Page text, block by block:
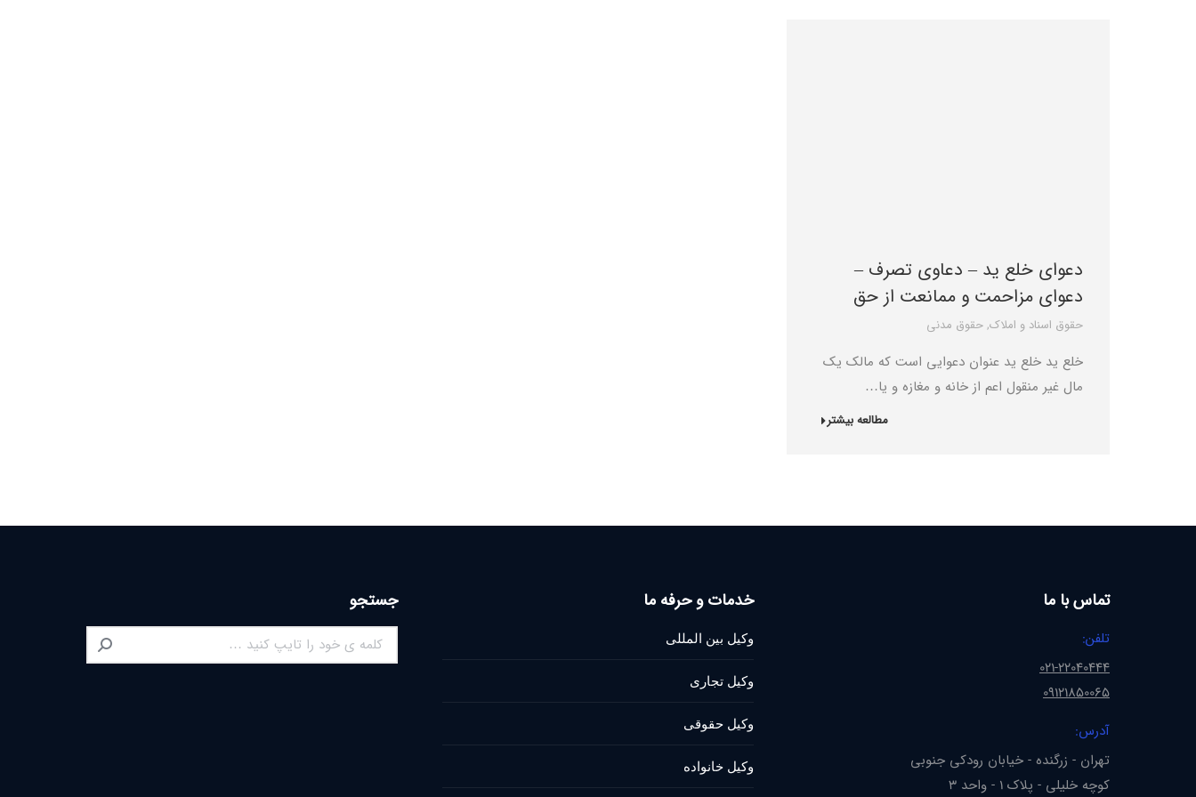
دعوای خلع ید – دعاوی تصرف –
دعوای مزاحمت و ممانعت از حق
حقوق اسناد و املاک,حقوق مدنی
خلع ید خلع ید عنوان دعوایی است که مالک یک
مال غیر منقول اعم از خانه و مغازه و یا…
مطالعه بیشتر
تماس با ما
تلفن:
021-22040444
09121850065
آدرس:
تهران - زرگنده - خیابان رودکی جنوبی
کوچه خلیلی - پلاک 1 - واحد 3
خدمات و حرفه ما
وکیل بین المللی
وکیل تجاری
وکیل حقوقی
وکیل خانواده
جستجو
Search: